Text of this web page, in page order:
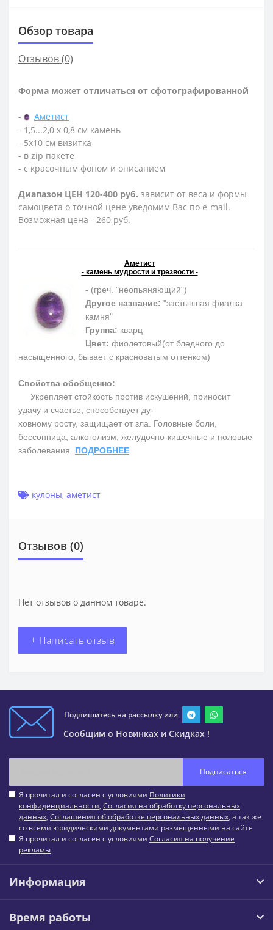
Обзор товара
Отзывов (0)
Форма может отличаться от сфотографированной
-
Аметист
- 1,5...2,0 х 0,8 см камень
- 5х10 см визитка
- в zip пакете
- с красочным фоном и описанием
Диапазон ЦЕН 120-400 руб. зависит от веса и формы
самоцвета о точной цене уведомим Вас по e-mail.
Возможная цена - 260 руб.
Аметист
- камень мудрости и трезвости -
- (греч. "неопьяняющий")
Другое название: "застывшая фиалка
камня"
Группа: кварц
Цвет: фиолетовый(от бледного до
насыщенного, бывает с красноватым оттенком)
Свойства обобщенно:
Укрепляет стойкость против искушений, приносит
удачу и счастье, способствует ду-
ховному росту, защищает от зла. Головные боли,
бессонница, алкоголизм, желудочно-кишечные и половые
заболевания. ПОДРОБНЕЕ
кулоны, аметист
Отзывов (0)
Нет отзывов о данном товаре.
+ Написать отзыв
Подпишитесь на рассылку или
Сообщим о Новинках и Скидках !
Подписаться
Я прочитал и согласен с условиями Политики
конфиденциальности, Согласия на обработку персональных
данных, Соглашения об обработке персональных данных, а так же
со всеми юридическими документами размещенными на сайте
Я прочитал и согласен с условиями Согласия на получение
рекламы
Информация
Время работы